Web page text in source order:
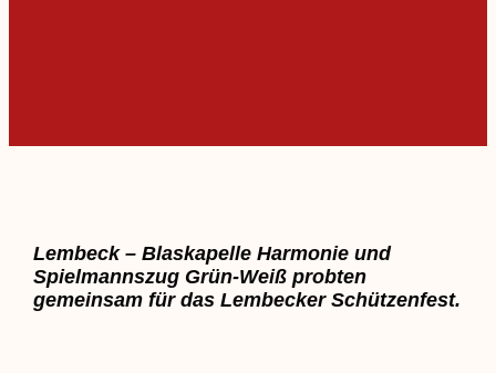
Lembeck – Blaskapelle Harmonie und
Spielmannszug Grün-Weiß probten
gemeinsam für das Lembecker Schützenfest.